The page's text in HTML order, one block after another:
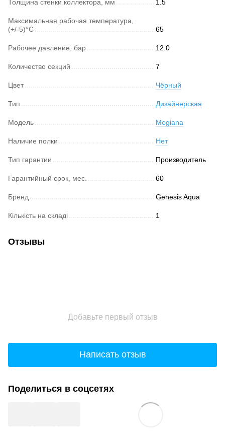
Толщина стенки коллектора, мм 1.5
Максимальная рабочая температура,
(+/-5)°C
65
Рабочее давление, бар 12.0
Количество секций 7
Цвет Чёрный
Тип Дизайнерская
Модель Mogiana
Наличие полки Нет
Тип гарантии Производитель
Гарантийный срок, мес. 60
Бренд Genesis Aqua
Кількість на складі 1
Отзывы
Добавьте первый отзыв
Написать отзыв
Поделиться в соцсетях